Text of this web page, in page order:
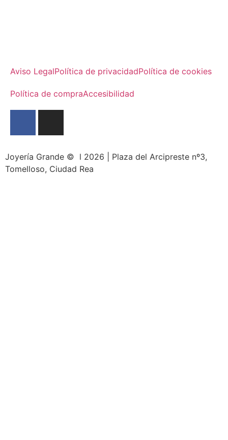
Aviso LegalPolítica de privacidadPolítica de cookies
Política de compraAccesibilidad
Joyería Grande © l 2026 | Plaza del Arcipreste nº3,
Tomelloso, Ciudad Rea